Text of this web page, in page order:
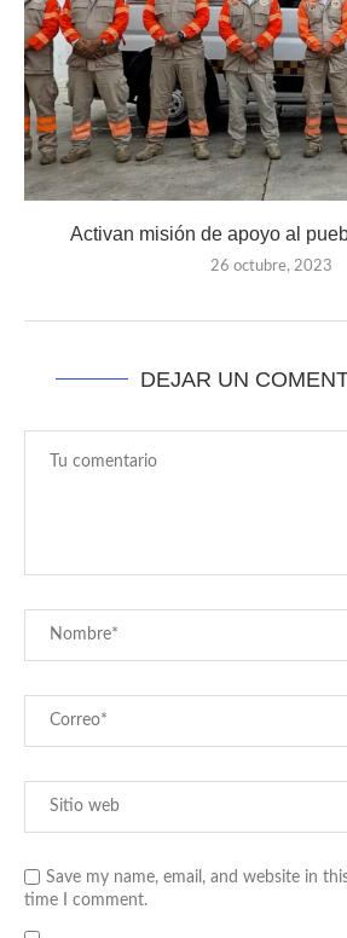
Activan misión de apoyo al
26 octubre, 2023
DEJAR UN
Save my name, email, and website in
time I comment.